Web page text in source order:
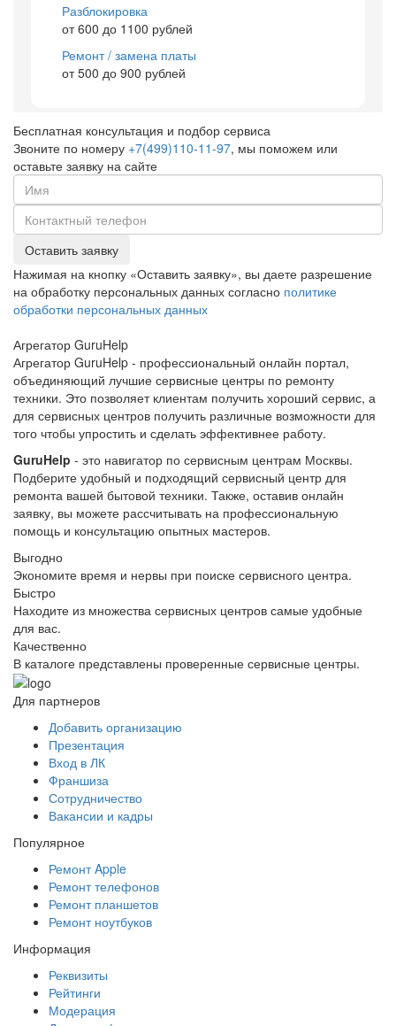
Разблокировка
от 600 до 1100 рублей
Ремонт / замена платы
от 500 до 900 рублей
Бесплатная консультация и подбор сервиса
Звоните по номеру +7(499)110-11-97, мы поможем или
оставьте заявку на сайте
Оставить заявку
Нажимая на кнопку «Оставить заявку», вы даете разрешение
на обработку персональных данных согласно политике
обработки персональных данных
Агрегатор GuruHelp
Агрегатор GuruHelp - профессиональный онлайн портал,
объединяющий лучшие сервисные центры по ремонту
техники. Это позволяет клиентам получить хороший сервис, а
для сервисных центров получить различные возможности для
того чтобы упростить и сделать эффективнее работу.
GuruHelp - это навигатор по сервисным центрам Москвы.
Подберите удобный и подходящий сервисный центр для
ремонта вашей бытовой техники. Также, оставив онлайн
заявку, вы можете рассчитывать на профессиональную
помощь и консультацию опытных мастеров.
Выгодно
Экономите время и нервы при поиске сервисного центра.
Быстро
Находите из множества сервисных центров самые удобные
для вас.
Качественно
В каталоге представлены проверенные сервисные центры.
Для партнеров
Добавить организацию
Презентация
Вход в ЛК
Франшиза
Сотрудничество
Вакансии и кадры
Популярное
Ремонт Apple
Ремонт телефонов
Ремонт планшетов
Ремонт ноутбуков
Информация
Реквизиты
Рейтинги
Модерация